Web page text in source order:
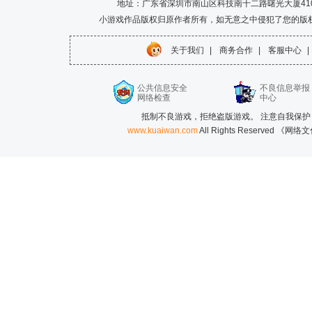
地址：广东省深圳市南山区科技南十二路曙光大厦
小游戏作品版权归原作者所有，如无意之中侵犯了您的
关于我们 商务合作 客服中心
公共信息安全
网络检查
不良信息举报
中心
抵制不良游戏，拒绝盗版游戏。 注意自我保
www.kuaiwan.comAll Rights Reserved 《网络